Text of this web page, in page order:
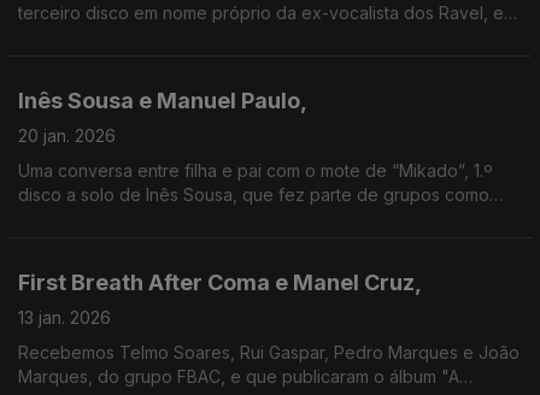
terceiro disco em nome próprio da ex-vocalista dos Ravel, e
Inês Sousa e Manuel Paulo,
20 jan. 2026
Uma conversa entre filha e pai com o mote de “Mikado”, 1.º
disco a solo de Inês Sousa, que fez parte de grupos como
First Breath After Coma e Manel Cruz,
13 jan. 2026
Recebemos Telmo Soares, Rui Gaspar, Pedro Marques e João
Marques, do grupo FBAC, e que publicaram o álbum "A